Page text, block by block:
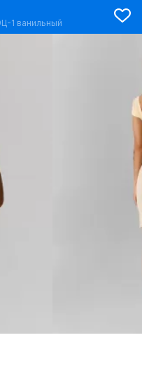
1 ванильный